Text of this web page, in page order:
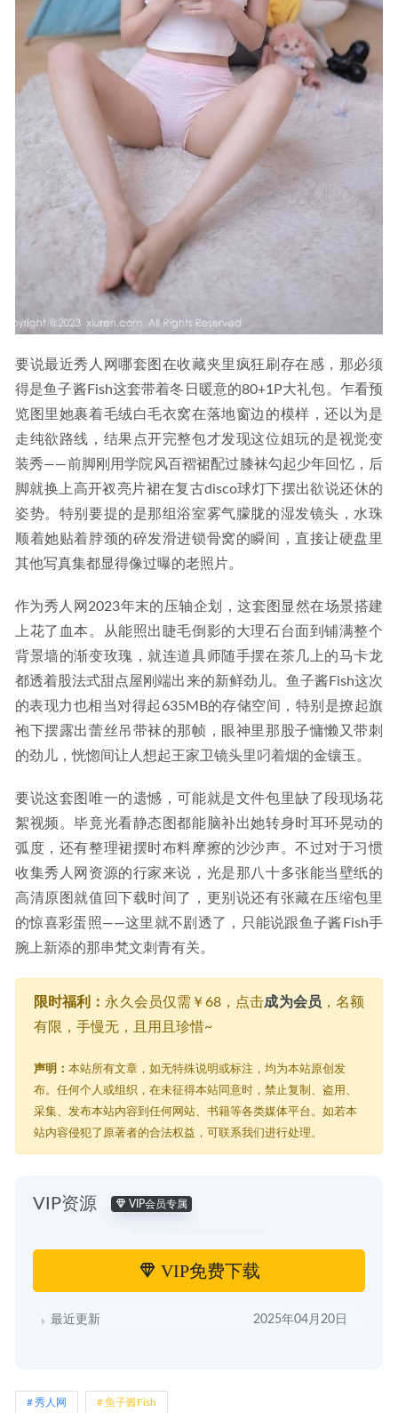
要说最近秀人网哪套图在收藏夹里疯狂刷存在感，那必须
得是鱼子酱Fish这套带着冬日暖意的80+1P大礼包。乍看预
览图里她裹着毛绒白毛衣窝在落地窗边的模样，还以为是
走纯欲路线，结果点开完整包才发现这位姐玩的是视觉变
装秀——前脚刚用学院风百褶裙配过膝袜勾起少年回忆，后
脚就换上高开衩亮片裙在复古disco球灯下摆出欲说还休的
姿势。特别要提的是那组浴室雾气朦胧的湿发镜头，水珠
顺着她贴着脖颈的碎发滑进锁骨窝的瞬间，直接让硬盘里
其他写真集都显得像过曝的老照片。
作为秀人网2023年末的压轴企划，这套图显然在场景搭建
上花了血本。从能照出睫毛倒影的大理石台面到铺满整个
背景墙的渐变玫瑰，就连道具师随手摆在茶几上的马卡龙
都透着股法式甜点屋刚端出来的新鲜劲儿。鱼子酱Fish这次
的表现力也相当对得起635MB的存储空间，特别是撩起旗
袍下摆露出蕾丝吊带袜的那帧，眼神里那股子慵懒又带刺
的劲儿，恍惚间让人想起王家卫镜头里叼着烟的金镶玉。
要说这套图唯一的遗憾，可能就是文件包里缺了段现场花
絮视频。毕竟光看静态图都能脑补出她转身时耳环晃动的
弧度，还有整理裙摆时布料摩擦的沙沙声。不过对于习惯
收集秀人网资源的行家来说，光是那八十多张能当壁纸的
高清原图就值回下载时间了，更别说还有张藏在压缩包里
的惊喜彩蛋照——这里就不剧透了，只能说跟鱼子酱Fish手
腕上新添的那串梵文刺青有关。
限时福利： 永久会员仅需￥68，点击成为会员 ，名额
有限，手慢无，且用且珍惜~
声明： 本站所有文章，如无特殊说明或标注，均为本站原创发
布。任何个人或组织，在未征得本站同意时，禁止复制、盗用、
采集、发布本站内容到任何网站、书籍等各类媒体平台。如若本
站内容侵犯了原著者的合法权益，可联系我们进行处理。
VIP资源 VIP会员专属
VIP免费下载
最近更新 2025年04月20日
秀人网 鱼子酱Fish